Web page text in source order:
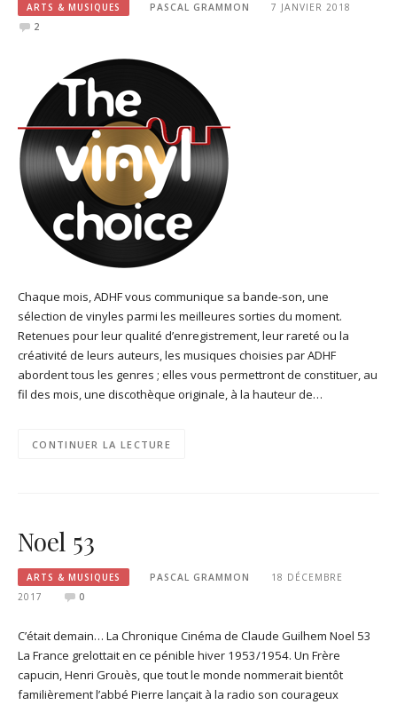
ARTS & MUSIQUES PASCAL GRAMMON
7 JANVIER 2018
2
Chaque mois, ADHF vous communique sa bande-son, une
sélection de vinyles parmi les meilleures sorties du moment.
Retenues pour leur qualité d’enregistrement, leur rareté ou la
créativité de leurs auteurs, les musiques choisies par ADHF
abordent tous les genres ; elles vous permettront de constituer, au
fil des mois, une discothèque originale, à la hauteur de…
CONTINUER LA LECTURE
Noel 53
ARTS & MUSIQUES PASCAL GRAMMON
18 DÉCEMBRE
2017
0
C’était demain… La Chronique Cinéma de Claude Guilhem Noel 53
La France grelottait en ce pénible hiver 1953/1954. Un Frère
capucin, Henri Grouès, que tout le monde nommerait bientôt
familièrement l’abbé Pierre lançait à la radio son courageux